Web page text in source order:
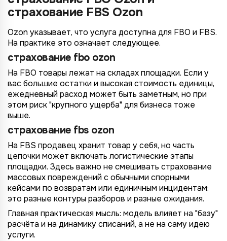
страхование FBS Ozon
Ozon указывает, что услуга доступна для FBO и FBS.
На практике это означает следующее.
страхование fbo ozon
На FBO товары лежат на складах площадки. Если у
вас большие остатки и высокая стоимость единицы,
ежедневный расход может быть заметным, но при
этом риск "крупного ущерба" для бизнеса тоже
выше.
страхование fbs ozon
На FBS продавец хранит товар у себя, но часть
цепочки может включать логистические этапы
площадки. Здесь важно не смешивать страхование
массовых повреждений с обычными спорными
кейсами по возвратам или единичным инцидентам:
это разные контуры разборов и разные ожидания.
Главная практическая мысль: модель влияет на "базу"
расчёта и на динамику списаний, а не на саму идею
услуги.